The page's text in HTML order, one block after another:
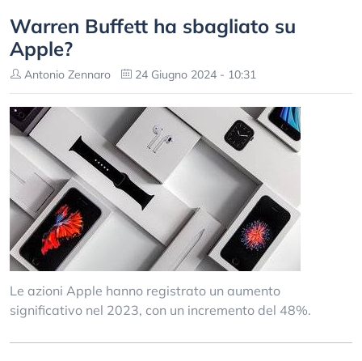
Warren Buffett ha sbagliato su
Apple?
Antonio Zennaro 24 Giugno 2024 - 10:31
Le azioni Apple hanno registrato un aumento
significativo nel 2023, con un incremento del 48%.